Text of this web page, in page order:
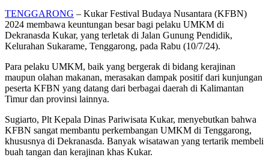
TENGGARONG – Kukar Festival Budaya Nusantara (KFBN)
2024 membawa keuntungan besar bagi pelaku UMKM di
Dekranasda Kukar, yang terletak di Jalan Gunung Pendidik,
Kelurahan Sukarame, Tenggarong, pada Rabu (10/7/24).
Para pelaku UMKM, baik yang bergerak di bidang kerajinan
maupun olahan makanan, merasakan dampak positif dari kunjungan
peserta KFBN yang datang dari berbagai daerah di Kalimantan
Timur dan provinsi lainnya.
Sugiarto, Plt Kepala Dinas Pariwisata Kukar, menyebutkan bahwa
KFBN sangat membantu perkembangan UMKM di Tenggarong,
khususnya di Dekranasda. Banyak wisatawan yang tertarik membeli
buah tangan dan kerajinan khas Kukar.